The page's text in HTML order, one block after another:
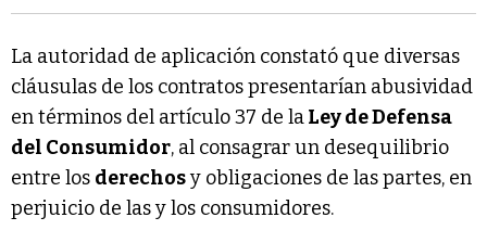
La autoridad de aplicación constató que diversas
cláusulas de los contratos presentarían abusividad
en términos del artículo 37 de laLey de Defensa
del Consumidor, al consagrar un desequilibrio
entre los derechosy obligaciones de las partes, en
perjuicio de las y los consumidores.